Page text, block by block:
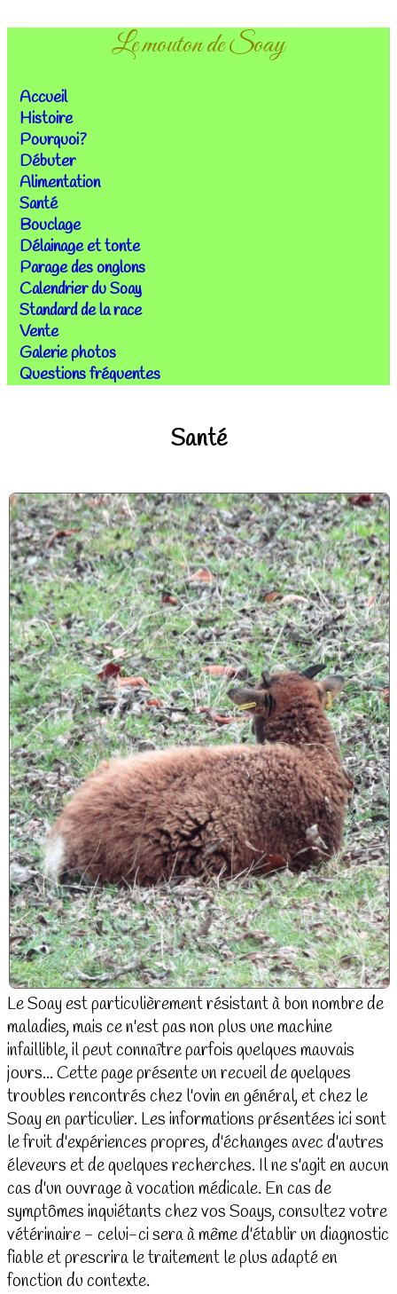
Le mouton de Soay
Accueil
Histoire
Pourquoi?
Débuter
Alimentation
Santé
Bouclage
Délainage et tonte
Parage des onglons
Calendrier du Soay
Standard de la race
Vente
Galerie photos
Questions fréquentes
Santé
Le Soay est particulièrement résistant à bon nombre de
maladies, mais ce n'est pas non plus une machine
infaillible, il peut connaître parfois quelques mauvais
jours... Cette page présente un recueil de quelques
troubles rencontrés chez l'ovin en général, et chez le
Soay en particulier. Les informations présentées ici sont
le fruit d'expériences propres, d'échanges avec d'autres
éleveurs et de quelques recherches. Il ne s'agit en aucun
cas d'un ouvrage à vocation médicale. En cas de
symptômes inquiétants chez vos Soays, consultez votre
vétérinaire - celui-ci sera à même d'établir un diagnostic
fiable et prescrira le traitement le plus adapté en
fonction du contexte.